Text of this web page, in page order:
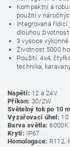
Kompaktní a
použití v
Integrovaná
dlouhou životnost
3 vysoce výkonné
Životnost 5000
Použití: 4x4,
technika,
Napětí: 12 a 24V
Příkon: 30/2W
Světelný tok po 10
Vyzařovací úhel: 10
Barva světla: 6000K
Krytí: IP67
Homologace: R112,